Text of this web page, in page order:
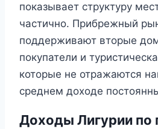
показывает структуру
частично. Прибрежный
поддерживают вторые
покупатели и
которые не отражаются
среднем доходе
Доходы Лигурии по